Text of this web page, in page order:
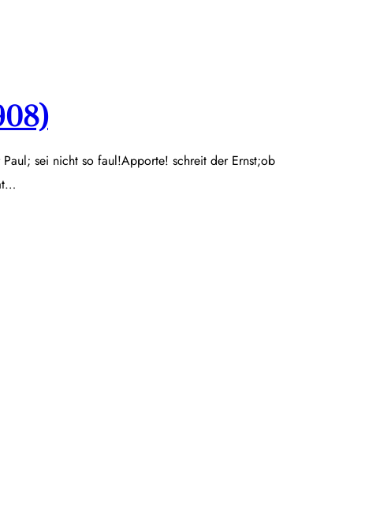
sei nicht so faul!Apporte! schreit der Ernst;ob